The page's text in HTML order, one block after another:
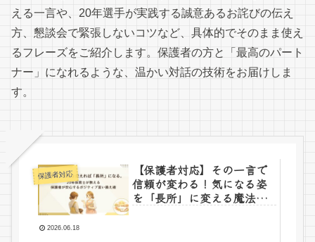
える一言や、20年選手が実践する誠意あるお詫びの伝え
方、懇談会で緊張しないコツなど、具体的でそのまま使え
るフレーズをご紹介します。保護者の方と「最高のパート
ナー」になれるような、温かい対話の技術をお届けしま
す。
保護者対応
【保護者対応】その一言で
信頼が変わる！気になる姿
を「長所」に変える魔法の
2026.06.18